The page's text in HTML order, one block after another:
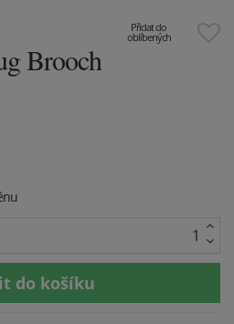
Přidat do
oblíbených
Brooch